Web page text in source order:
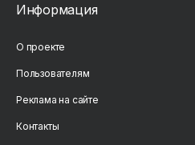
Информация
О проекте
Пользователям
Реклама на сайте
Контакты